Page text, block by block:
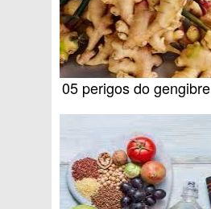
05 perigos do gengibre